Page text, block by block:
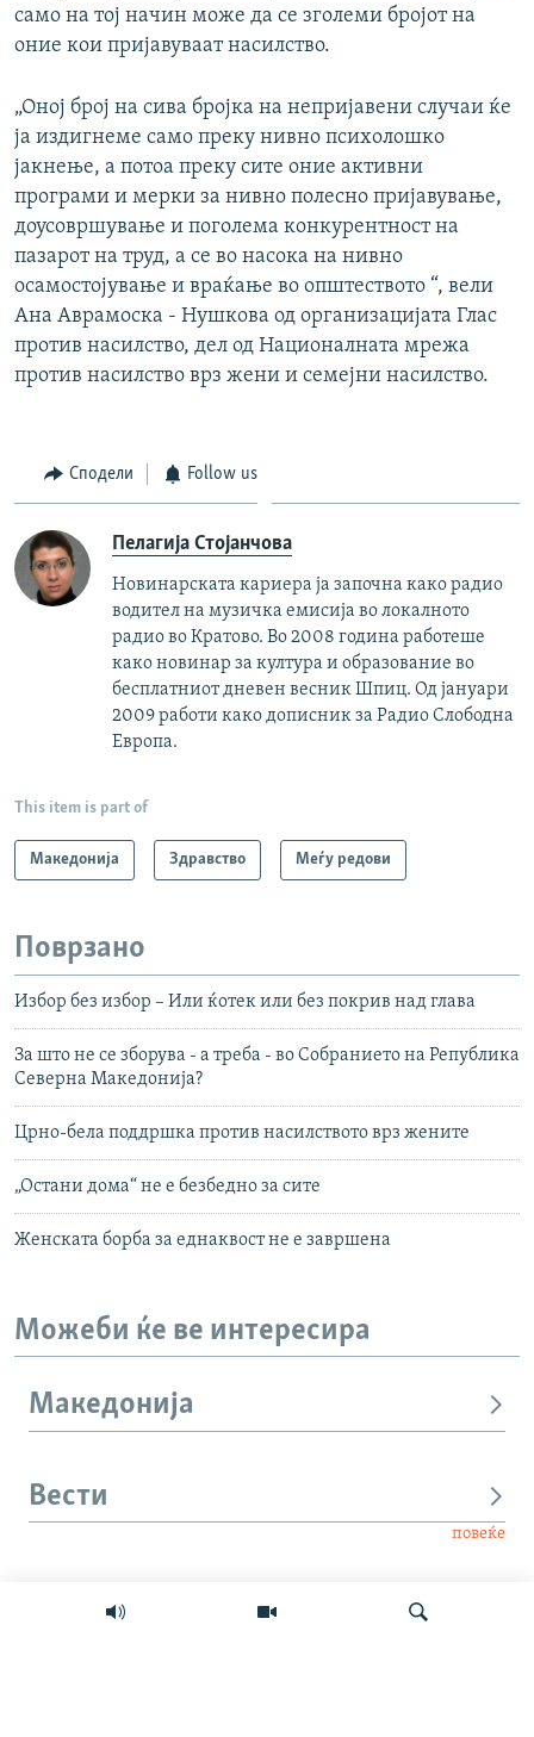
само на тој начин може да се зголеми бројот на
оние кои пријавуваат насилство.
„Оној број на сива бројка на непријавени случаи ќе
ја издигнеме само преку нивно психолошко
јакнење, а потоа преку сите оние активни
програми и мерки за нивно полесно пријавување,
доусовршување и поголема конкурентност на
пазарот на труд, а се во насока на нивно
осамостојување и враќање во општеството “, вели
Ана Аврамоска - Нушкова од организацијата Глас
против насилство, дел од Националната мрежа
против насилство врз жени и семејни насилство.
Сподели Follow us
Пелагија Стојанчова
Новинарската кариера ја започна како радио
водител на музичка емисија во локалното
радио во Кратово. Во 2008 година работеше
како новинар за култура и образование во
бесплатниот дневен весник Шпиц. Од јануари
2009 работи како дописник за Радио Слободна
Европа.
This item is part of
Македонија Здравство Меѓу редови
Поврзано
Избор без избор – Или ќотек или без покрив над глава
За што не се зборува - а треба - во Собранието на Република
Северна Македонија?
Црно-бела поддршка против насилството врз жените
„Остани дома“ не е безбедно за сите
Женската борба за еднаквост не е завршена
Можеби ќе ве интересира
Македонија
Вести
повеќе
Интервју